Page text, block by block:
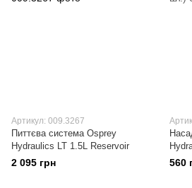
Артикул: 009.3267
Питтєва система Osprey
Hydraulics LT 1.5L Reservoir
2 095 грн
шт.)
560